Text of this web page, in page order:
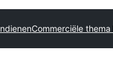
Commerciële